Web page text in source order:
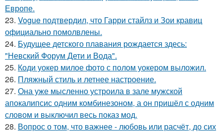
Европе.
23. Vogue подтвердил, что Гарри стайлз и Зои кравиц
официально помолвлены.
24. Будущее детского плавания рождается здесь:
"Невский Форум Дети и Вода".
25. Коди уокер милое фото с полом уокером выложил.
26. Пляжный стиль и летнее настроение.
27. Она уже мысленно устроила в зале мужской
апокалипсис одним комбинезоном, а он пришёл с одним
словом и выключил весь показ мод.
28. Вопрос о том, что важнее - любовь или расчёт, до сих